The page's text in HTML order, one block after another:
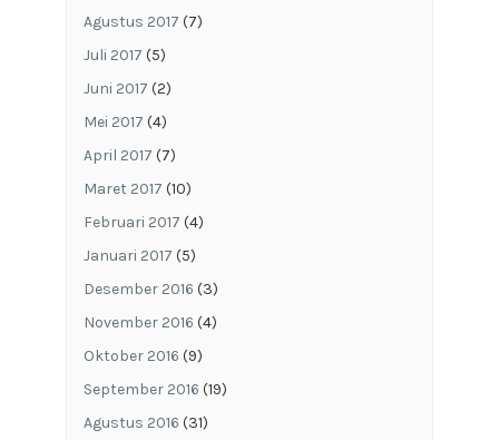
Agustus 2017 (7)
Juli 2017 (5)
Juni 2017 (2)
Mei 2017 (4)
April 2017 (7)
Maret 2017 (10)
Februari 2017 (4)
Januari 2017 (5)
Desember 2016 (3)
November 2016 (4)
Oktober 2016 (9)
September 2016 (19)
Agustus 2016 (31)